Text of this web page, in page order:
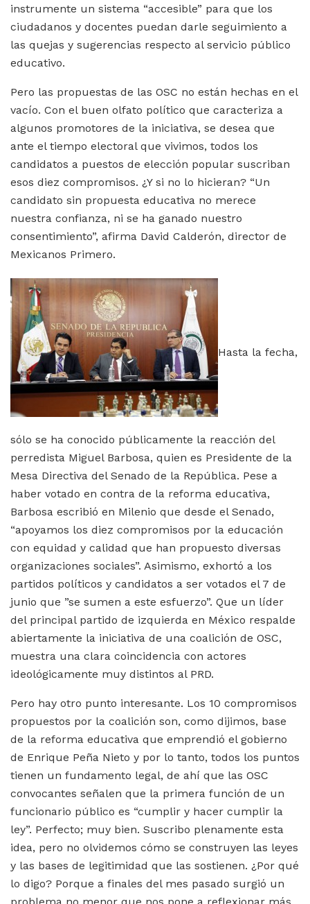
instrumente un sistema “accesible” para que los
ciudadanos y docentes puedan darle seguimiento a
las quejas y sugerencias respecto al servicio público
educativo.
Pero las propuestas de las OSC no están hechas en el
vacío. Con el buen olfato político que caracteriza a
algunos promotores de la iniciativa, se desea que
ante el tiempo electoral que vivimos, todos los
candidatos a puestos de elección popular suscriban
esos diez compromisos. ¿Y si no lo hicieran? “Un
candidato sin propuesta educativa no merece
nuestra confianza, ni se ha ganado nuestro
consentimiento”, afirma David Calderón, director de
Mexicanos Primero.
Hasta la fecha,
sólo se ha conocido públicamente la reacción del
perredista Miguel Barbosa, quien es Presidente de la
Mesa Directiva del Senado de la República. Pese a
haber votado en contra de la reforma educativa,
Barbosa escribió en Milenio que desde el Senado,
“apoyamos los diez compromisos por la educación
con equidad y calidad que han propuesto diversas
organizaciones sociales”. Asimismo, exhortó a los
partidos políticos y candidatos a ser votados el 7 de
junio que ”se sumen a este esfuerzo”. Que un líder
del principal partido de izquierda en México respalde
abiertamente la iniciativa de una coalición de OSC,
muestra una clara coincidencia con actores
ideológicamente muy distintos al PRD.
Pero hay otro punto interesante. Los 10 compromisos
propuestos por la coalición son, como dijimos, base
de la reforma educativa que emprendió el gobierno
de Enrique Peña Nieto y por lo tanto, todos los puntos
tienen un fundamento legal, de ahí que las OSC
convocantes señalen que la primera función de un
funcionario público es “cumplir y hacer cumplir la
ley”. Perfecto; muy bien. Suscribo plenamente esta
idea, pero no olvidemos cómo se construyen las leyes
y las bases de legitimidad que las sostienen. ¿Por qué
lo digo? Porque a finales del mes pasado surgió un